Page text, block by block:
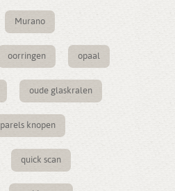
Murano
oorringen opaal
oude glaskralen
parels knopen
quick scan